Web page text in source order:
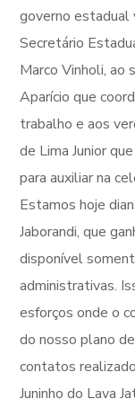
governo estadual
Secretário
Marco Vinholi, ao
Aparício que
trabalho e aos
de Lima Junior
para auxiliar na
Estamos hoje
Jaborandi, que
disponível
administrativas.
esforços onde o
do nosso plano
contatos
Juninho do Lava